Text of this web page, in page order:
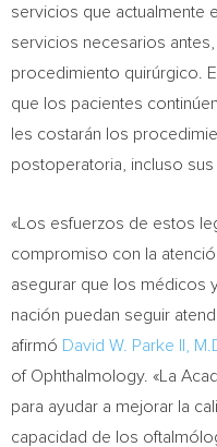
servicios que actualmente
servicios necesarios
procedimiento quirúrgico.
que los pacientes
les costarán los
postoperatoria, incluso
«Los esfuerzos de estos
compromiso con la
asegurar que los médicos
nación puedan seguir
afirmó David W. Parke II,
of Ophthalmology. «La
para ayudar a mejorar la
capacidad de los